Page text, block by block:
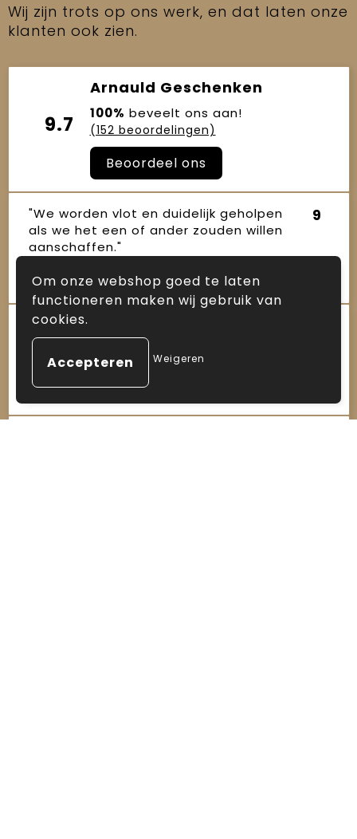
Wij zijn trots op ons werk, en dat laten onze
klanten ook zien.
9.7
Arnauld Geschenken
100% beveelt ons aan!
(152 beoordelingen)
Beoordeel ons
"We worden vlot en duidelijk geholpen
als we het een of ander zouden willen
aanschaffen."
9
Joop Robertus 16 oktober 2025
"De samenwerking bevalt uitstekend.
Het contact is altijd persoonlijk en
prettig – je merkt dat ze éc..."
Janet16 oktober 2025
Om onze webshop goed te laten
functioneren maken wij gebruik van
cookies.
Weigeren